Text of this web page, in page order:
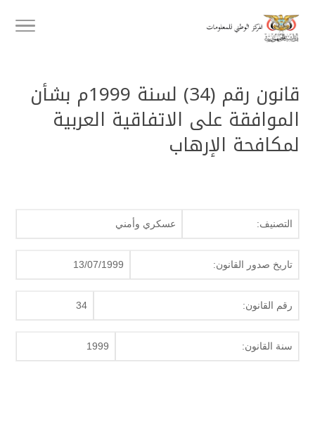
قانون رقم (34) لسنة 1999م بشأن
الموافقة على الاتفاقية العربية
لمكافحة الإرهاب
التصنيف: عسكري وأمني
تاريخ صدور القانون: 13/07/1999
رقم القانون: 34
سنة القانون: 1999